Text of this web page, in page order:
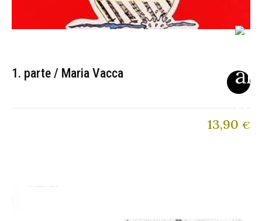
1. parte / Maria Vacca
13,90 €